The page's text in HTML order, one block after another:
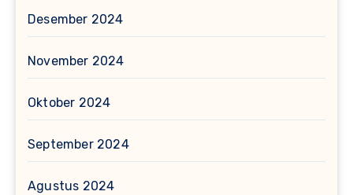
Desember 2024
November 2024
Oktober 2024
September 2024
Agustus 2024